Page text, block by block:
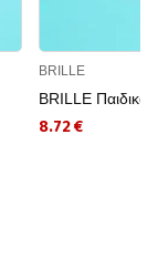
BRILLE
BRILLE
8.72 €